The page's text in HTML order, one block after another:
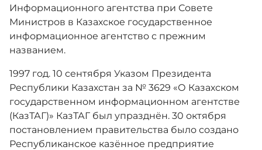
Информационного агентства при Совете
Министров в Казахское государственное
информационное агентство с прежним
названием.
1997 год. 10 сентября Указом Президента
Республики Казахстан за № 3629 «О Казахском
государственном информационном агентстве
(КазТАГ)» КазТАГ был упразднён. 30 октября
постановлением правительства было создано
Республиканское казённое предприятие